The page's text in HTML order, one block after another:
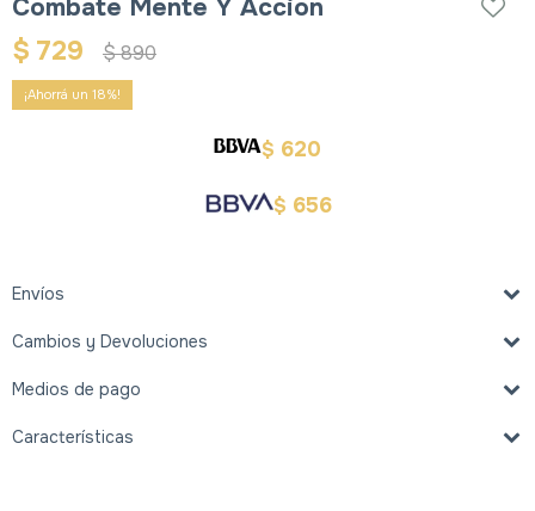
Combate Mente Y Accion
$ 729 $890
18
$ 620
$ 656
Envíos
Cambios y Devoluciones
Medios de pago
Características